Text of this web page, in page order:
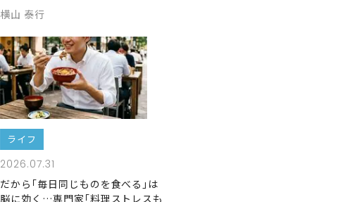
横山 泰行
ライフ
2026.07.31
だから｢毎日同じものを食べる｣は
脳に効く…専門家｢料理ストレスも